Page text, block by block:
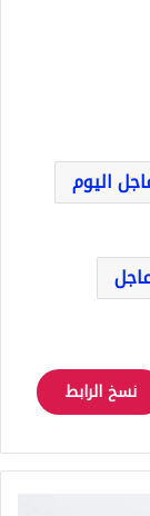
اليوم
نسخ الرابط